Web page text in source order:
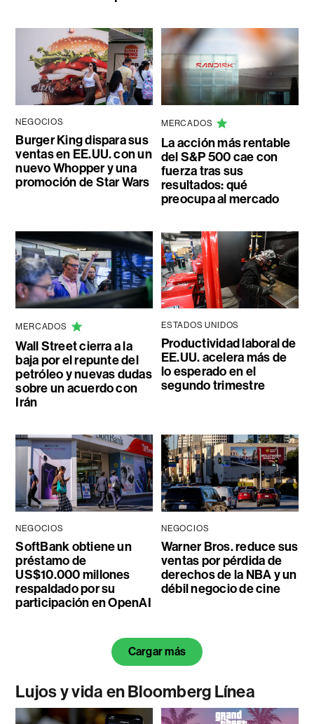
NEGOCIOS
Burger King dispara sus
ventas en EE.UU. con un
nuevo Whopper y una
promoción de Star Wars
MERCADOS
La acción más rentable
del S&P 500 cae con
fuerza tras sus
resultados: qué
preocupa al mercado
MERCADOS
Wall Street cierra a la
baja por el repunte del
petróleo y nuevas dudas
sobre un acuerdo con
Irán
ESTADOS UNIDOS
Productividad laboral de
EE.UU. acelera más de
lo esperado en el
segundo trimestre
NEGOCIOS
SoftBank obtiene un
préstamo de
US$10.000 millones
respaldado por su
participación en OpenAI
NEGOCIOS
Warner Bros. reduce sus
ventas por pérdida de
derechos de la NBA y un
débil negocio de cine
Cargar más
Lujos y vida en Bloomberg Línea